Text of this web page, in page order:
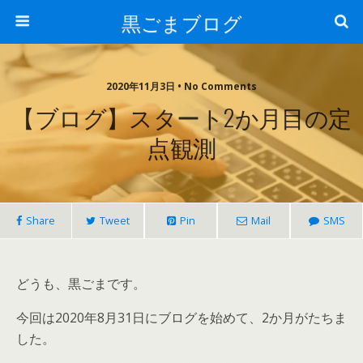
黒ごまブログ
2020年11月3日 • No Comments
【ブログ】スタート2か月目の定
点観測
Share Tweet Pin Mail SMS
どうも、黒ごまです。
今回は2020年8月31日にブログを始めて、2か月がたちま
した。